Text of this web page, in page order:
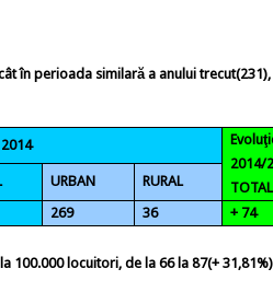
în perioada similară a anului trecut(231)
2014/
TOTAL
URBAN
RURAL
269 36 + 74
100.000 locuitori, de la 66 la 87(+